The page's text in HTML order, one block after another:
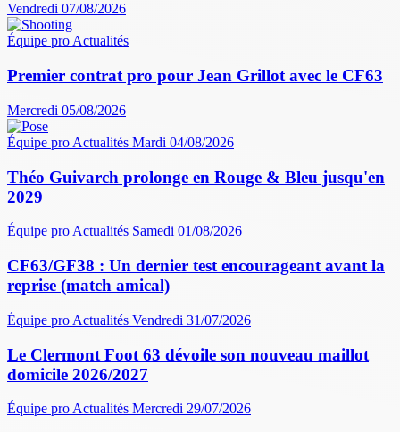
Vendredi 07/08/2026
Équipe proActualités
Premier contrat pro pour Jean Grillot avec le CF63
Mercredi 05/08/2026
Équipe pro Actualités Mardi 04/08/2026
Théo Guivarch prolonge en Rouge & Bleu jusqu'en
2029
Équipe pro Actualités Samedi 01/08/2026
CF63/GF38 : Un dernier test encourageant avant la
reprise (match amical)
Équipe pro Actualités Vendredi 31/07/2026
Le Clermont Foot 63 dévoile son nouveau maillot
domicile 2026/2027
Équipe pro Actualités Mercredi 29/07/2026